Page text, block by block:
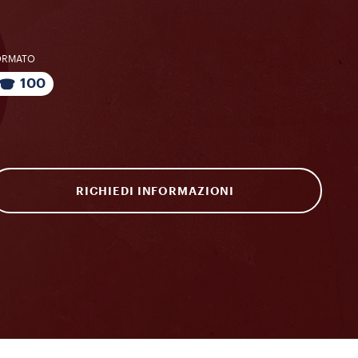
100
RICHIEDI INFORMAZIONI